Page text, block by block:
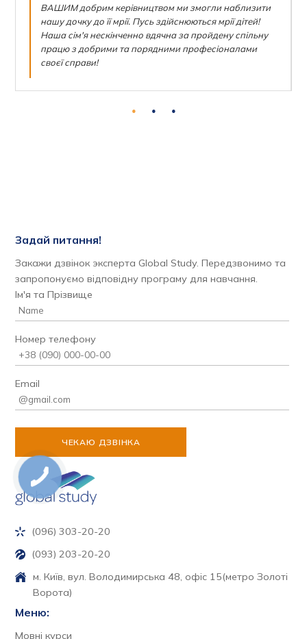
ВАШИМ добрим керівництвом ми змогли наблизити
нашу дочку до її мрії. Пусь здійснюються мрії дітей!
Наша сім'я нескінченно вдячна за пройдену спільну
працю з добрими та порядними професіоналами
своєї справи!
(096) 303-20-20
(093) 203-20-20
м. Київ, вул. Володимирська 48, офіс 15(метро Золоті
Ворота)
Меню:
Мовні курси
Задай питання!
Закажи дзвінок эксперта Global Study. Передзвонимо та
запропонуємо відповідну програму для навчання.
Ім'я та Прізвище
Номер телефону
Email